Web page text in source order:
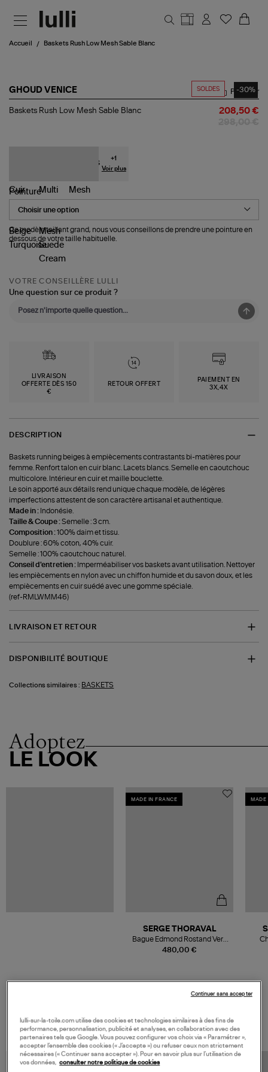
Accueil Baskets Rush Low Mesh Sable Blanc
SOLDES -30%
GHOUD VENICE
Baskets
Partager
Baskets Rush Low Mesh Sable Blanc 208,50 €
+1
Voir plus
Pointure
Ce modèle taillant grand, nous vous conseillons de prendre une pointure en
dessous de votre taille habituelle.
VOTRE CONSEILLÈRE LULLI
Une question sur ce produit ?
LIVRAISON
OFFERTE DÈS 150
€
RETOUR OFFERT
PAIEMENT EN
3X,4X
DESCRIPTION
Baskets running beiges à empiècements contrastants bi-matières pour
femme. Renfort talon en cuir blanc. Lacets blancs. Semelle en caoutchouc
multicolore. Intérieur en cuir et maille bouclette.
Le soin apporté aux détails rend unique chaque modèle, de légères
imperfections attestent de son caractère artisanal et authentique.
Made in : Indonésie.
Taille & Coupe :Semelle : 3 cm.
Composition :100% daim et tissu.
Doublure : 60% coton, 40% cuir.
Semelle : 100% caoutchouc naturel.
Conseil d'entretien : Imperméabiliser vos baskets avant utilisation. Nettoyer
les empiècements en nylon avec un chiffon humide et du savon doux, et les
empiècements en cuir suédé avec une gomme spéciale.
(ref-RMLWMM46)
LIVRAISON ET RETOUR
DISPONIBILITÉ BOUTIQUE
Collections similaires : BASKETS
Adoptez
LE LOOK
MADE IN FRANCE
480,00 €
SERGE THORAVAL
Bague Edmond Rostand Vers
Argent
MADE
VOS DERNIERS PRODUITS VUS
lulli-sur-la-toile.com utilise des cookies et technologies similaires à des fins de
performance, personnalisation, publicité et analyses, en collaboration avec des
partenaires tels que Google. Vous pouvez configurer vos choix via « Paramétrer »,
accepter l’ensemble des cookies (« J’accepte ») ou refuser ceux non strictement
nécessaires (« Continuer sans accepter »). Pour en savoir plus sur l’utilisation de
vos données,
consulter notre politique de cookies
Continuer sans accepter